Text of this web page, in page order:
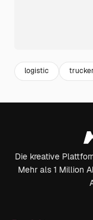
logistic trucker
Die kreative
Mehr als 1 Million